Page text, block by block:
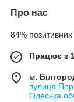
Про нас
84% позитивних
Працює з
м.
вулиця
Одеська